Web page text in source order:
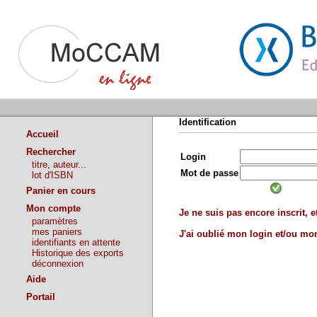
Accueil
Rechercher
titre, auteur...
lot d'ISBN
Panier en cours
Mon compte
paramètres
mes paniers
identifiants en attente
Historique des exports
déconnexion
Aide
Portail
Identification
Login
Mot de passe
Je ne suis pas encore inscrit,
J'ai oublié mon login et/ou